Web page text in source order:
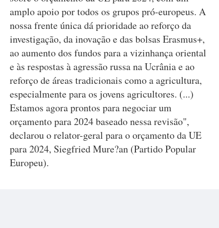
amplo apoio por todos os grupos pró-europeus. A
nossa frente única dá prioridade ao reforço da
investigação, da inovação e das bolsas Erasmus+,
ao aumento dos fundos para a vizinhança oriental
e às respostas à agressão russa na Ucrânia e ao
reforço de áreas tradicionais como a agricultura,
especialmente para os jovens agricultores. (...)
Estamos agora prontos para negociar um
orçamento para 2024 baseado nessa revisão",
declarou o relator-geral para o orçamento da UE
para 2024, Siegfried Mure?an (Partido Popular
Europeu).